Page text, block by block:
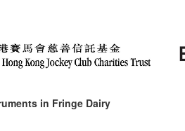
in Fringe Dairy